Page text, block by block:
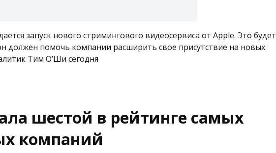
запуск нового стримингового видеосервиса от Apple. Это будет
должен помочь компании расширить свое присутствие на новых
Тим О’Ши сегодня
шестой в рейтинге самых
компаний